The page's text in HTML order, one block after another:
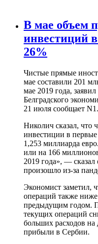
В мае объем
инвестиций
26%
Чистые прямые
мае составили 201
мае 2019 года,
Белградского
21 июля сообщает N1.
Николич сказал, что
инвестиции в первые
1,253 миллиарда
или на 166
2019 года», —
произошло из-за
Экономист заметил,
операций также
предыдущим годом.
текущих операций
больших расходов
прибыли в Сербии.